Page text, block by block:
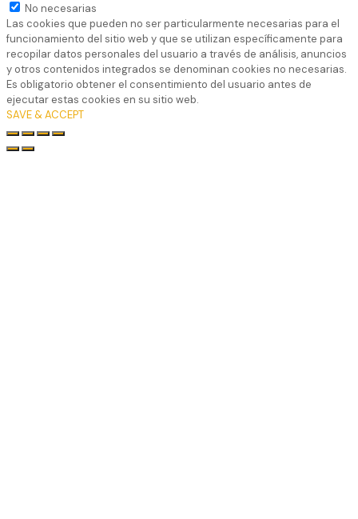
No necesarias
Las cookies que pueden no ser particularmente necesarias para el
funcionamiento del sitio web y que se utilizan específicamente para
recopilar datos personales del usuario a través de análisis, anuncios
y otros contenidos integrados se denominan cookies no necesarias.
Es obligatorio obtener el consentimiento del usuario antes de
ejecutar estas cookies en su sitio web.
SAVE & ACCEPT